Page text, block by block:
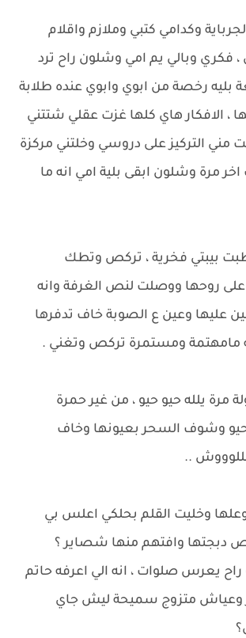
وكدامي كتبي وملازم واقلام
، فكري وبالي يم امي وشلون راح ترد
بليه رخصة من ابوي وابوي عنده طلابة
، الافكار هاي كلها غزت عقلي شتتني
مني التركيز على دروسي وخلتني مركزة
اخر مرة وشلون ابقى بلية امي انه ما
بيبتي فخرية ، تركص وتطك
روحها ووصلت لنص الغرفة وانه
عليها وعين ع الصوبة خاف تدفرها
مامهتمة ومستمرة تركص وتغني .
مرة يلله حيو حيو ، من غير حمرة
حيو وشوف السحر بعيونها وخاف
..
وخليت القلم بحلكي اعلس بي
دبجتها وافتهم منها شصاير ؟
يعرس صلوات ، انه الي اعرفه حاتم
متزوج سميحة ليش جاي